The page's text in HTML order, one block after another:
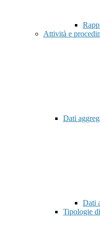
Attività e
Dati
Dati
Tipologie